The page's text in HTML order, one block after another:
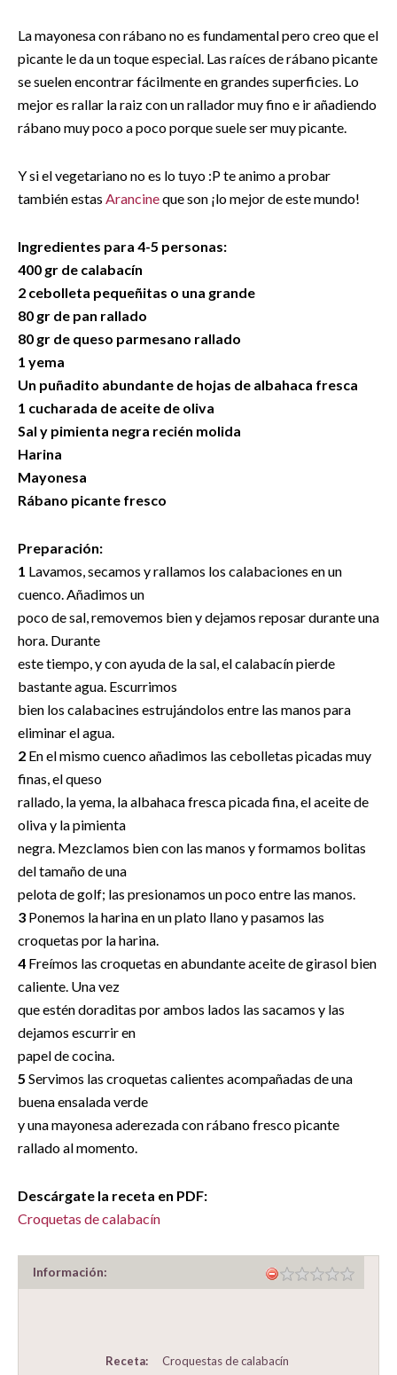
La mayonesa con rábano no es fundamental pero creo que el
picante le da un toque especial. Las raíces de rábano picante
se suelen encontrar fácilmente en grandes superficies. Lo
mejor es rallar la raiz con un rallador muy fino e ir añadiendo
rábano muy poco a poco porque suele ser muy picante.
Y si el vegetariano no es lo tuyo :P te animo a probar
también estas Arancineque son ¡lo mejor de este mundo!
Ingredientes para 4-5 personas:
400 gr de calabacín
2 cebolleta pequeñitas o una grande
80 gr de pan rallado
80 gr de queso parmesano rallado
1 yema
Un puñadito abundante de hojas de albahaca fresca
1 cucharada de aceite de oliva
Sal y pimienta negra recién molida
Harina
Mayonesa
Rábano picante fresco
Preparación:
1 Lavamos, secamos y rallamos los calabaciones en un
cuenco. Añadimos un
poco de sal, removemos bien y dejamos reposar durante una
hora. Durante
este tiempo, y con ayuda de la sal, el calabacín pierde
bastante agua. Escurrimos
bien los calabacines estrujándolos entre las manos para
eliminar el agua.
2 En el mismo cuenco añadimos las cebolletas picadas muy
finas, el queso
rallado, la yema, la albahaca fresca picada fina, el aceite de
oliva y la pimienta
negra. Mezclamos bien con las manos y formamos bolitas
del tamaño de una
pelota de golf; las presionamos un poco entre las manos.
3 Ponemos la harina en un plato llano y pasamos las
croquetas por la harina.
4 Freímos las croquetas en abundante aceite de girasol bien
caliente. Una vez
que estén doraditas por ambos lados las sacamos y las
dejamos escurrir en
papel de cocina.
5 Servimos las croquetas calientes acompañadas de una
buena ensalada verde
y una mayonesa aderezada con rábano fresco picante
rallado al momento.
Descárgate la receta en PDF:
Croquetas de calabacín
Información:
Receta: Croquestas de calabacín